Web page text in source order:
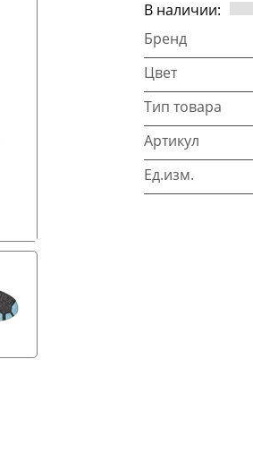
В наличии:
Бренд
Цвет
Тип товара
Артикул
Ед.изм.